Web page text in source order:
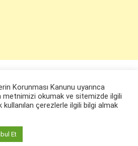
2022
Korunması Kanunu uyarınca
metnimizi okumak ve sitemizde ilgili
çerezlerle ilgili bilgi almak
Et